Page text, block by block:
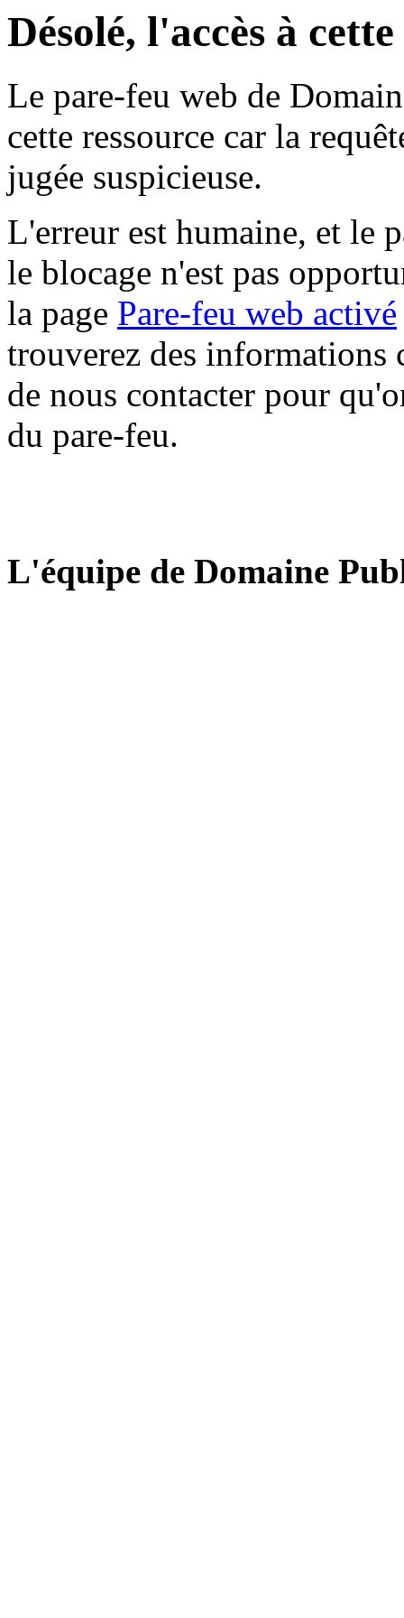
Désolé, l'accès à
Le pare-feu web de
cette ressource car la
jugée suspicieuse.
L'erreur est humaine, et le
le blocage n'est pas
la page Pare-feu web activé
trouverez des informations
de nous contacter pour
du pare-feu.
L'équipe de Domaine